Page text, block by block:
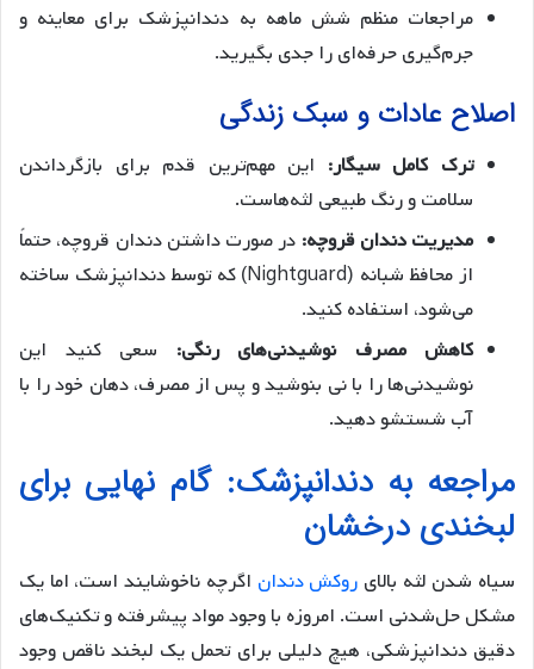
مراجعات منظم شش ماهه به دندانپزشک برای معاینه و
جرم‌گیری حرفه‌ای را جدی بگیرید.
اصلاح عادات و سبک زندگی
ترک کامل سیگار: این مهم‌ترین قدم برای بازگرداندن
سلامت و رنگ طبیعی لثه‌هاست.
مدیریت دندان قروچه: در صورت داشتن دندان قروچه، حتماً
از محافظ شبانه (Nightguard) که توسط دندانپزشک ساخته
می‌شود، استفاده کنید.
کاهش مصرف نوشیدنی‌های رنگی: سعی کنید این
نوشیدنی‌ها را با نی بنوشید و پس از مصرف، دهان خود را با
آب شستشو دهید.
مراجعه به دندانپزشک: گام نهایی برای
لبخندی درخشان
سیاه شدن لثه بالای روکش دندان اگرچه ناخوشایند است، اما یک
مشکل حل‌شدنی است. امروزه با وجود مواد پیشرفته و تکنیک‌های
دقیق دندانپزشکی، هیچ دلیلی برای تحمل یک لبخند ناقص وجود